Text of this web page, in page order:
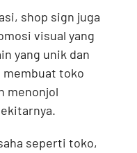
shop sign juga
visual yang
yang unik dan
membuat toko
menonjol
seperti toko,